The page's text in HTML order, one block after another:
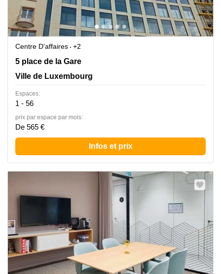
Centre D'affaires
+2
5 place de la Gare, Ville de Luxembourg
5 place de la Gare
Ville de Luxembourg
Espaces:
1 - 56
prix par espace par mois:
De 565 €
Infos et prix